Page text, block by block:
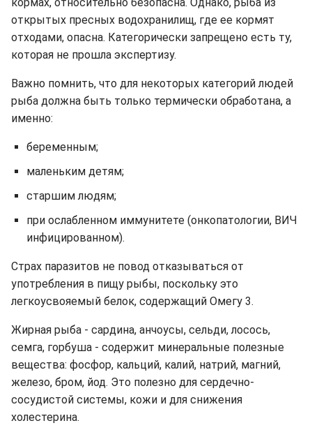
открытых пресных водохранилищ, где ее кормят
отходами, опасна. Категорически запрещено есть ту,
которая не прошла экспертизу.
Важно помнить, что для некоторых категорий людей
рыба должна быть только термически обработана, а
именно:
беременным;
маленьким детям;
старшим людям;
при ослабленном иммунитете (онкопатологии, ВИЧ
инфицированном).
Страх паразитов не повод отказываться от
употребления в пищу рыбы, поскольку это
легкоусвояемый белок, содержащий Омегу 3.
Жирная рыба - сардина, анчоусы, сельди, лосось,
семга, горбуша - содержит минеральные полезные
вещества: фосфор, кальций, калий, натрий, магний,
железо, бром, йод. Это полезно для сердечно-
сосудистой системы, кожи и для снижения
холестерина.